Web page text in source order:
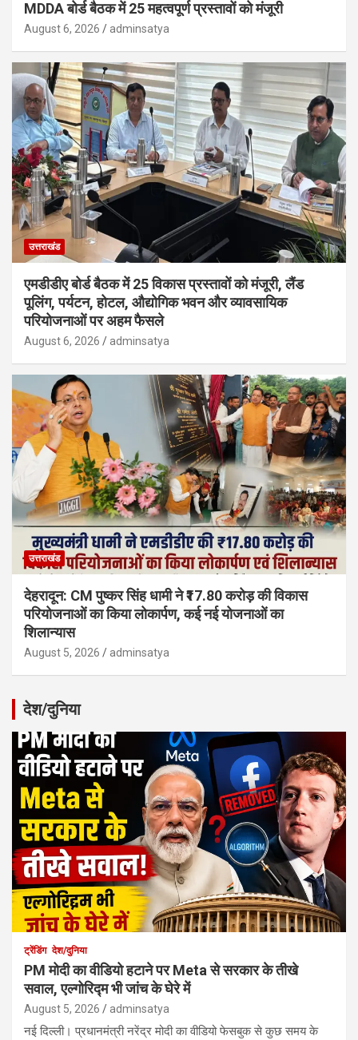
MDDA बोर्ड बैठक में 25 महत्वपूर्ण प्रस्तावों को मंजूरी
August 6, 2026 adminsatya
उत्तराखंड
एमडीडीए बोर्ड बैठक में 25 विकास प्रस्तावों को मंजूरी, लैंड
पूलिंग, पर्यटन, होटल, औद्योगिक भवन और व्यावसायिक
परियोजनाओं पर अहम फैसले
August 6, 2026 adminsatya
उत्तराखंड
देहरादून: CM पुष्कर सिंह धामी ने ₹17.80 करोड़ की विकास
परियोजनाओं का किया लोकार्पण, कई नई योजनाओं का
शिलान्यास
August 5, 2026 adminsatya
देश/दुनिया
ट्रेंडिंग देश/दुनिया
PM मोदी का वीडियो हटाने पर Meta से सरकार के तीखे
सवाल, एल्गोरिद्म भी जांच के घेरे में
August 5, 2026 adminsatya
नई दिल्ली। प्रधानमंत्री नरेंद्र मोदी का वीडियो फेसबुक से कुछ समय के